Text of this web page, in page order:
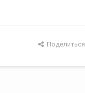
Поделиться